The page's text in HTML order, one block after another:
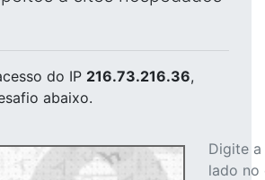
do IP 216.73.216.36,
abaixo.
Digite
lado no